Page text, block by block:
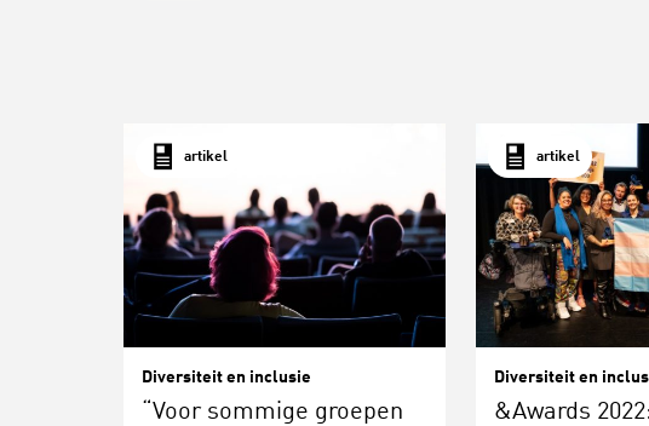
artikel
Diversiteit en inclusie
“Voor sommige groepen
artikel
Diversiteit en
&Awards